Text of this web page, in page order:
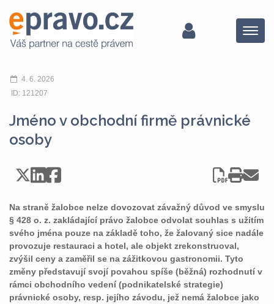
Menu
4. 6. 2026
ID: 121207
Jméno v obchodní firmě právnické
osoby
Na straně žalobce nelze dovozovat závažný důvod ve smyslu
§ 428 o. z. zakládající právo žalobce odvolat souhlas s užitím
svého jména pouze na základě toho, že žalovaný sice nadále
provozuje restauraci a hotel, ale objekt zrekonstruoval,
zvýšil ceny a zaměřil se na zážitkovou gastronomii. Tyto
změny představují svojí povahou spíše (běžná) rozhodnutí v
rámci obchodního vedení (podnikatelské strategie)
právnické osoby, resp. jejího závodu, jež nemá žalobce jako